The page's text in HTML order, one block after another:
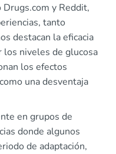
y Reddit,
tanto
destacan la eficacia
niveles de glucosa
los efectos
una desventaja
en grupos de
donde algunos
de adaptación,